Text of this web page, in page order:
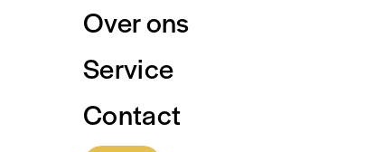
Over ons
Service
Contact